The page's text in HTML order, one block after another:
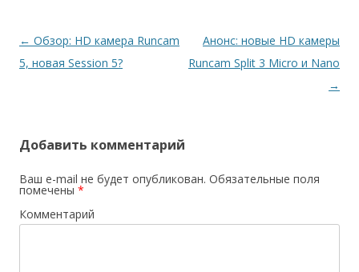
Навигация
по
← Обзор: HD камера Runcam
5, новая Session 5?
Анонс: новые HD камеры
Runcam Split 3 Micro и Nano
→
Добавить комментарий
Ваш e-mail не будет опубликован. Обязательные поля
помечены *
Комментарий